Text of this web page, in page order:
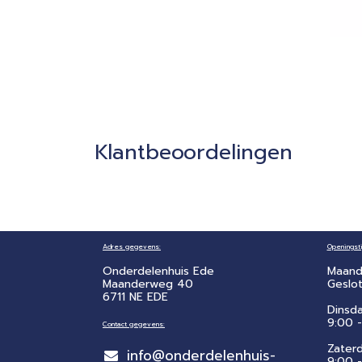
Klantbeoordelingen
Adres gegevens:
Onderdelenhuis Ede
Maanderweg 40
6711 NE EDE
Contact gegevens:
info@onderdelenhuis-
9:00